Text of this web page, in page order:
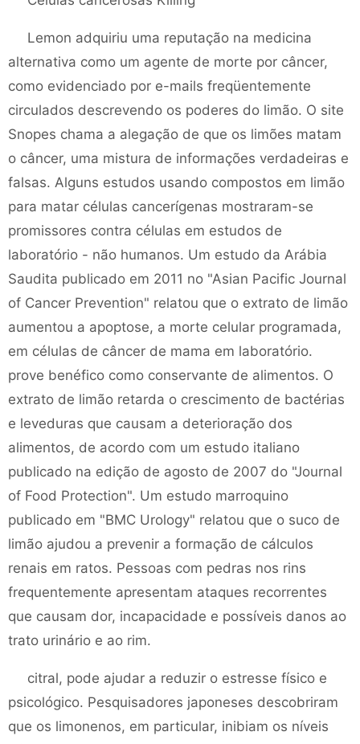
Lemon adquiriu uma reputação na medicina
alternativa como um agente de morte por câncer,
como evidenciado por e-mails freqüentemente
circulados descrevendo os poderes do limão. O site
Snopes chama a alegação de que os limões matam
o câncer, uma mistura de informações verdadeiras e
falsas. Alguns estudos usando compostos em limão
para matar células cancerígenas mostraram-se
promissores contra células em estudos de
laboratório - não humanos. Um estudo da Arábia
Saudita publicado em 2011 no "Asian Pacific Journal
of Cancer Prevention" relatou que o extrato de limão
aumentou a apoptose, a morte celular programada,
em células de câncer de mama em laboratório.
prove benéfico como conservante de alimentos. O
extrato de limão retarda o crescimento de bactérias
e leveduras que causam a deterioração dos
alimentos, de acordo com um estudo italiano
publicado na edição de agosto de 2007 do "Journal
of Food Protection". Um estudo marroquino
publicado em "BMC Urology" relatou que o suco de
limão ajudou a prevenir a formação de cálculos
renais em ratos. Pessoas com pedras nos rins
frequentemente apresentam ataques recorrentes
que causam dor, incapacidade e possíveis danos ao
trato urinário e ao rim.
citral, pode ajudar a reduzir o estresse físico e
psicológico. Pesquisadores japoneses descobriram
que os limonenos, em particular, inibiam os níveis